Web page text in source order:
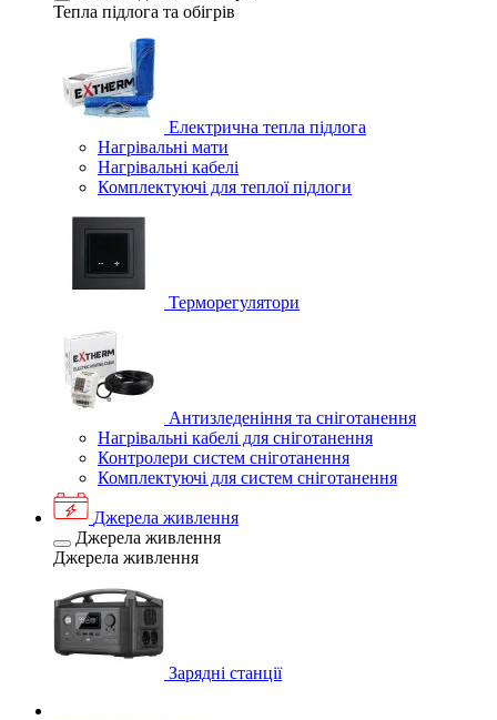
Тепла підлога та обігрів
Електрична тепла підлога
Нагрівальні мати
Нагрівальні кабелі
Комплектуючі для теплої підлоги
Терморегулятори
Антизледеніння та сніготанення
Нагрівальні кабелі для сніготанення
Контролери систем сніготанення
Комплектуючі для систем сніготанення
Джерела живлення
Джерела живлення
Джерела живлення
Зарядні станції